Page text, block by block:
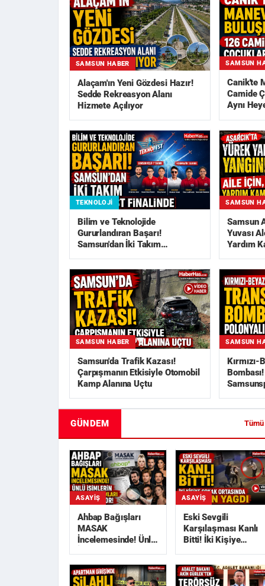
SAMSUN HABER
Alaçam'ın Yeni Gözdesi Hazır!
Sedde Rekreasyon Alanı
Hizmete Açılıyor
SAMSUN
Canik'te
Camide
Aynı
TEKNOLOJI
Bilim ve Teknolojide
Gururlandıran Başarı!
Samsun'dan İki Takım
SAMSUN
Samsun
Yuvası
Yardım
SAMSUN HABER
Samsun'da Trafik Kazası!
Çarpışmanın Etkisiyle Otomobil
Kamp Alanına Uçtu
SAMSUN
GÜNDEM
ASAYIŞ
Ahbap Bağışları
MASAK
İncelemesinde! Ünlü
Yardımları
Araştırılı...
ASAYIŞ
Eski Sevgili
Karşılaşması Kanlı
Bitti! İki Kişiye
Kurşun Yağdı